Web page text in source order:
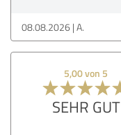
08.08.2026 A.
5,00 von 5
SEHR GUT